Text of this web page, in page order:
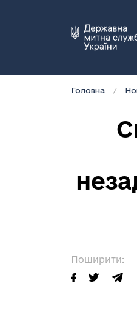
Головна
Поширити: